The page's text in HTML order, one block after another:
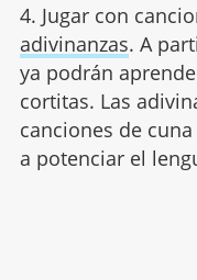
4. Jugar con
adivinanzas. A
ya podrán
cortitas. Las
canciones de
a potenciar el